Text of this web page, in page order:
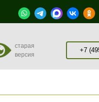
старая
версия
+7